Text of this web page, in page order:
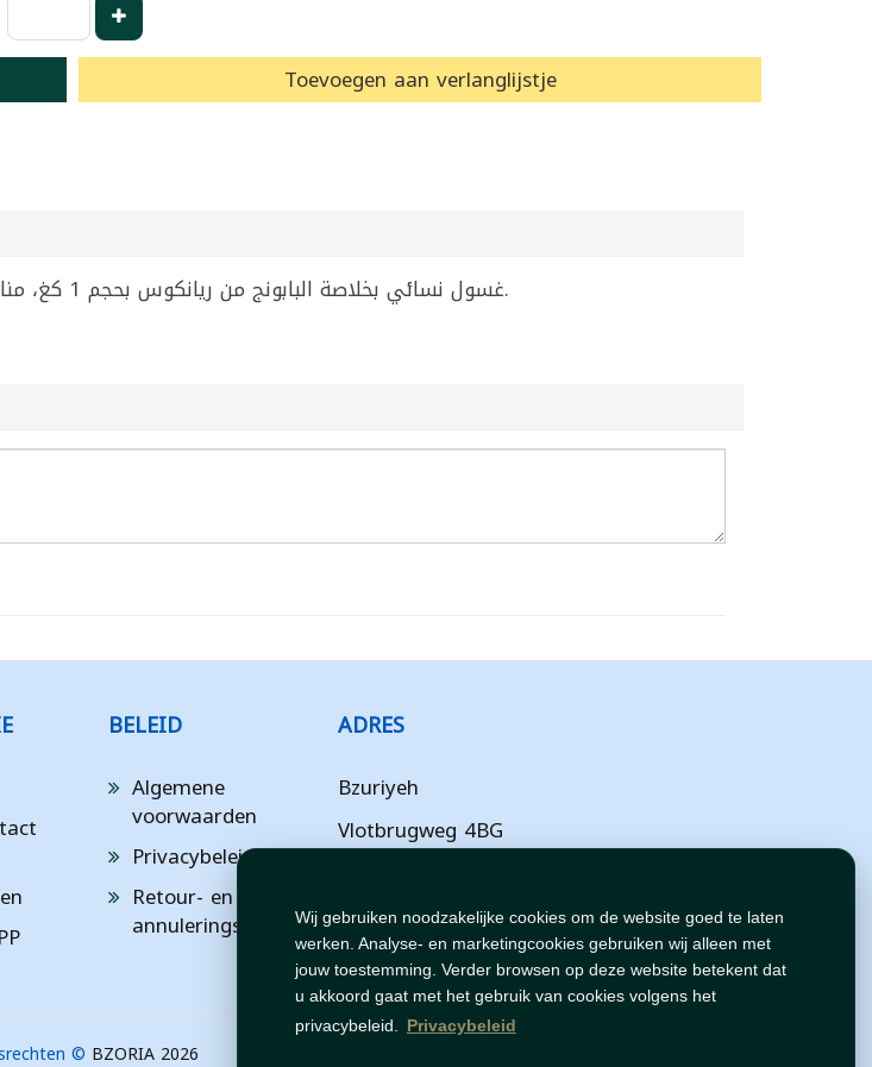
Wij gebruiken noodzakelijke cookies om de website goed te laten
werken. Analyse- en marketingcookies gebruiken wij alleen met
jouw toestemming. Verder browsen op deze website betekent dat
u akkoord gaat met het gebruik van cookies volgens het
privacybeleid. Privacybeleid
Toevoegen aan verlanglijstje
غسول نسائي بخلاصة البابونج من ريانكوس بحجم 1 كغ، مناسب للعناية الشخصية اليومية لطهارة وانتعاش المنطقة الحساسة.
BELEID
Algemene
voorwaarden
Privacybeleid
Retour- en
annuleringsbeleid
ADRES
Bzuriyeh
Vlotbrugweg 4BG
Flevoland
NL
© BZORIA 2026